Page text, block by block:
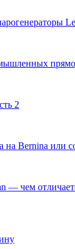
2
Bernina или
— чем